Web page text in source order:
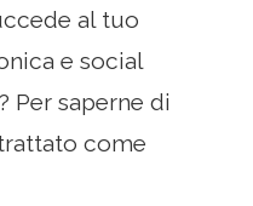
al tuo
e social
Per saperne di
come